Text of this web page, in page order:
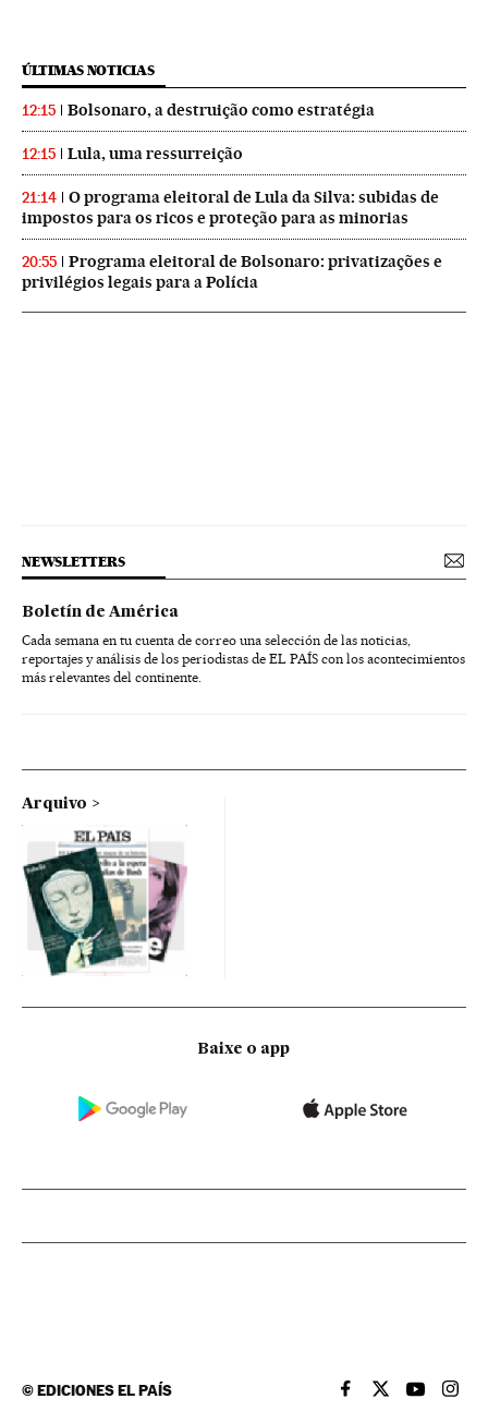
ÚLTIMAS NOTICIAS
12:15 Bolsonaro, a destruição como estratégia
12:15 Lula, uma ressurreição
21:14
O programa eleitoral de Lula da Silva: subidas de
impostos para os ricos e proteção para as minorias
20:55
Programa eleitoral de Bolsonaro: privatizações e
privilégios legais para a Polícia
NEWSLETTERS
Boletín de América
Cada semana en tu cuenta de correo una selección de las noticias,
reportajes y análisis de los periodistas de EL PAÍS con los acontecimientos
más relevantes del continente.
Arquivo
Baixe o app
©EDICIONES EL PAÍS EL PAÍS BRASIL EN
EL PAÍSEL PAÍS
EL